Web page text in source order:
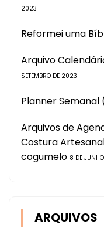
2023
Reformei uma
Arquivo
SETEMBRO DE 2023
Planner
Arquivos de
Costura
cogumelo 8 DE
ARQUIVOS